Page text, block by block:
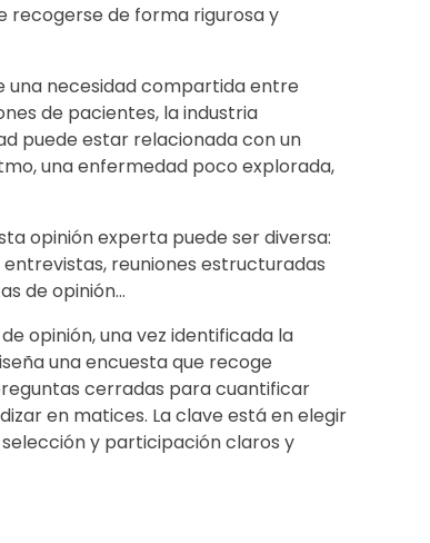
recogerse de forma rigurosa y
una necesidad compartida entre
de pacientes, la industria
puede estar relacionada con un
una enfermedad poco explorada,
opinión experta puede ser diversa:
reuniones estructuradas
de opinión…
opinión, una vez identificada la
una encuesta que recoge
cerradas para cuantificar
en matices. La clave está en elegir
y participación claros y